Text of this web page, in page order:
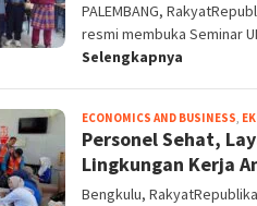
PALEMBANG,
resmi membuka Seminar
Selengkapnya
ECONOMICS AND BUSINESS,
Personel Sehat,
Lingkungan Kerja
Bengkulu,